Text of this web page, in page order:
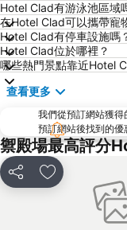
大涌谷溫泉
Ashinoko Lake
Fujisan
Ito Onsen
Ashigara Station
Hashimoto Station
Fuji-Q Highland
Izukogen Station
Hotel Clad有游泳池區域
在Hotel Clad可以攜帶寵
Hotel Clad有停車設施嗎
Hotel Clad位於哪裡？
哪些熱門景點靠近Hotel
查看更多
我們從預訂網站獲
預訂網站後找到的優
禦殿場最高評分
分享 放到收藏夾